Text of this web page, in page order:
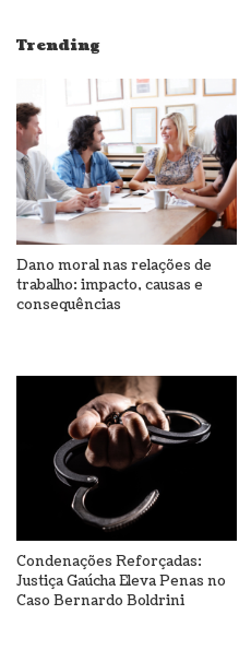
Trending
Dano moral nas relações de
trabalho: impacto, causas e
consequências
Condenações Reforçadas:
Justiça Gaúcha Eleva Penas no
Caso Bernardo Boldrini